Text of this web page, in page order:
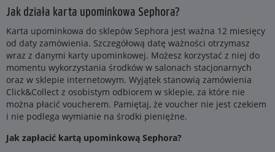
Jak działa karta upominkowa Sephora?
Karta upominkowa do sklepów Sephora jest ważna 12 miesięcy
od daty zamówienia. Szczegółową datę ważności otrzymasz
wraz z danymi karty upominkowej. Możesz korzystać z niej do
momentu wykorzystania środków w salonach stacjonarnych
oraz w sklepie internetowym. Wyjątek stanowią zamówienia
Click&Collect z osobistym odbiorem w sklepie, za które nie
można płacić voucherem. Pamiętaj, że voucher nie jest czekiem
i nie podlega wymianie na środki pieniężne.
Jak zapłacić kartą upominkową Sephora?